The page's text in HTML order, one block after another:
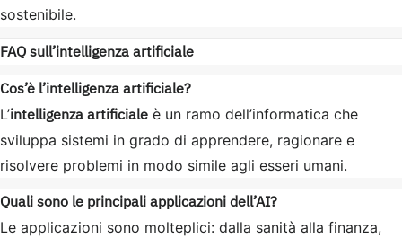
sostenibile.
FAQ sull’intelligenza artificiale
Cos’è l’intelligenza artificiale?
L’intelligenza artificiale è un ramo dell’informatica che
sviluppa sistemi in grado di apprendere, ragionare e
risolvere problemi in modo simile agli esseri umani.
Quali sono le principali applicazioni dell’AI?
Le applicazioni sono molteplici: dalla sanità alla finanza,